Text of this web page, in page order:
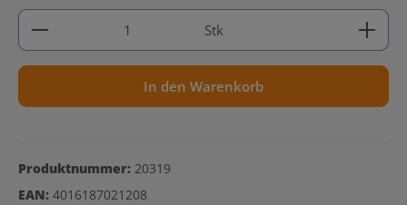
Produkt Anzahl: Gib den gewünschten Wert ein
Stk
In den Warenkorb
Produktnummer: 20319
EAN: 4016187021208